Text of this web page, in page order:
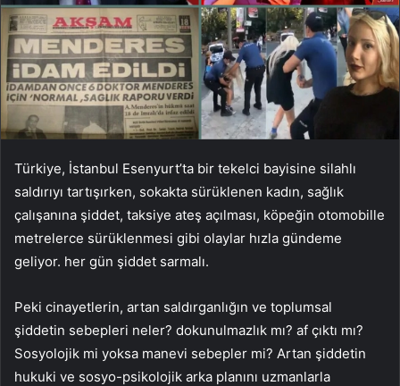
Türkiye, İstanbul Esenyurt’ta bir tekelci bayisine silahlı
saldırıyı tartışırken, sokakta sürüklenen kadın, sağlık
çalışanına şiddet, taksiye ateş açılması, köpeğin otomobille
metrelerce sürüklenmesi gibi olaylar hızla gündeme
geliyor. her gün şiddet sarmalı.
Peki cinayetlerin, artan saldırganlığın ve toplumsal
şiddetin sebepleri neler? dokunulmazlık mı? af çıktı mı?
Sosyolojik mi yoksa manevi sebepler mi? Artan şiddetin
hukuki ve sosyo-psikolojik arka planını uzmanlarla